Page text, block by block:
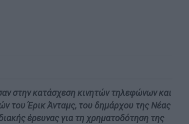
στην κατάσχεση κινητών τηλεφώνων και
του Έρικ Άνταμς, του δημάρχου της Νέας
έρευνας για τη χρηματοδότηση της